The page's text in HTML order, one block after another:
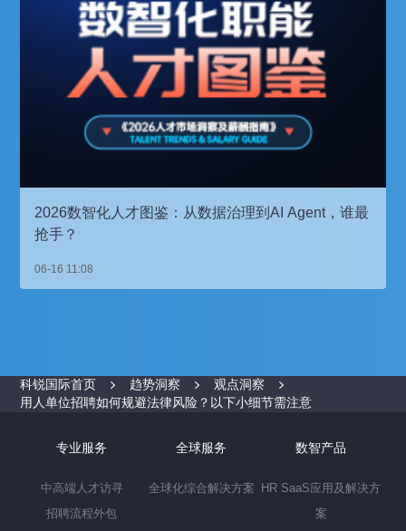
2026数智化人才图鉴：从数据治理到AI Agent，谁最
抢手？
06-16 11:08
科锐国际首页 趋势洞察
观点洞察
用人单位招聘如何规避法律风险？以下小细节需注意
专业服务
中高端人才访寻
招聘流程外包
全球服务
全球化综合解决方案
数智产品
HR SaaS应用及解决方
案